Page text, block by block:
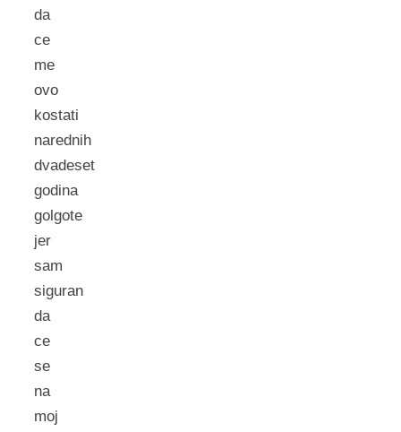
da
ce
me
ovo
kostati
narednih
dvadeset
godina
golgote
jer
sam
siguran
da
ce
se
na
moj